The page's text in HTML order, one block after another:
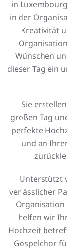
in
in der
Kreativität
Wünschen
dieser Tag ein
Sie
großen Tag
perfekte
und an
Unterstützt
verlässlicher
Organisation
helfen wir
Hochzeit
Gospelchor